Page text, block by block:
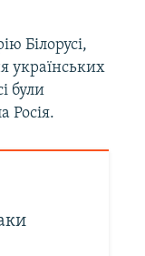
Білорусі,
українських
були
Росія.